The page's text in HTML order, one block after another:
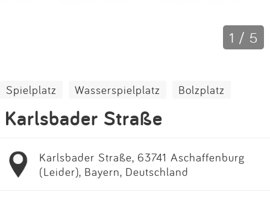
1 / 5
Spielplatz Wasserspielplatz Bolzplatz
Karlsbader Straße
Karlsbader Straße, 63741 Aschaffenburg
(Leider), Bayern, Deutschland